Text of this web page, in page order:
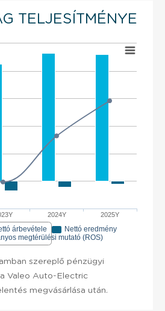
TELJESÍTMÉNYE
2024Y 2025Y
árbevétele
Nettó eredmény
megtérülési mutató (ROS)
szereplő pénzügyi
Valeo Auto-Electric
megvásárlása után.